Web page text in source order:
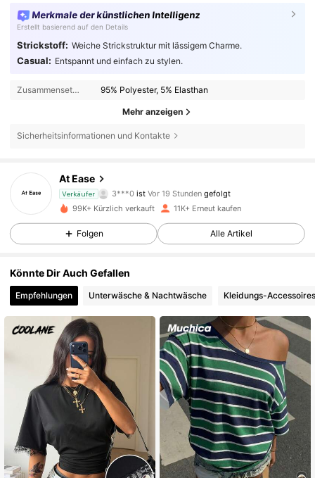
Merkmale der künstlichen Intelligenz
Erstellt basierend auf den Details
Strickstoff: Weiche Strickstruktur mit lässigem Charme.
Casual: Entspannt und einfach zu stylen.
Zusammensetzung: 95% Polyester, 5% Elasthan
Mehr anzeigen
Sicherheitsinformationen und Kontakte
At Ease
Verkäufer 3***0 ist Vor 19 Stunden gefolgt
ist am Durchsuchen
4,65
782 Follower
782 Follower
4,65 782 Follower
4,65 782 Follower
99K+ Kürzlich verkauft 11K+ Erneut kaufen
Folgen Alle Artikel
Könnte Dir Auch Gefallen
Empfehlungen Unterwäsche & Nachtwäsche Kleidungs-Accessoires